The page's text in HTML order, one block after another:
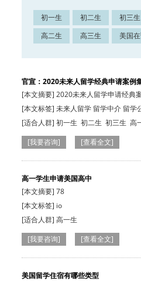
初一生 初二生 初三生
高二生
高三生 美国
官宣：2020未来人留学经典申请案例
[本文摘要] 2020未来人留学申请经典
率，名校OFF…
[本文标签] 未来人留学 留学中介 留学
[适合人群] 初一生 初二生 初三生 高
生 小学生 小学生 初中生 大专生
生 本科生 小学生 初中生 本科生
[我要咨询] [查看全文]
高一学生申请美国高中
[本文摘要] 78
[本文标签] io
[适合人群] 高一生
[我要咨询]
[查看全文]
美国留学住宿有哪些类型